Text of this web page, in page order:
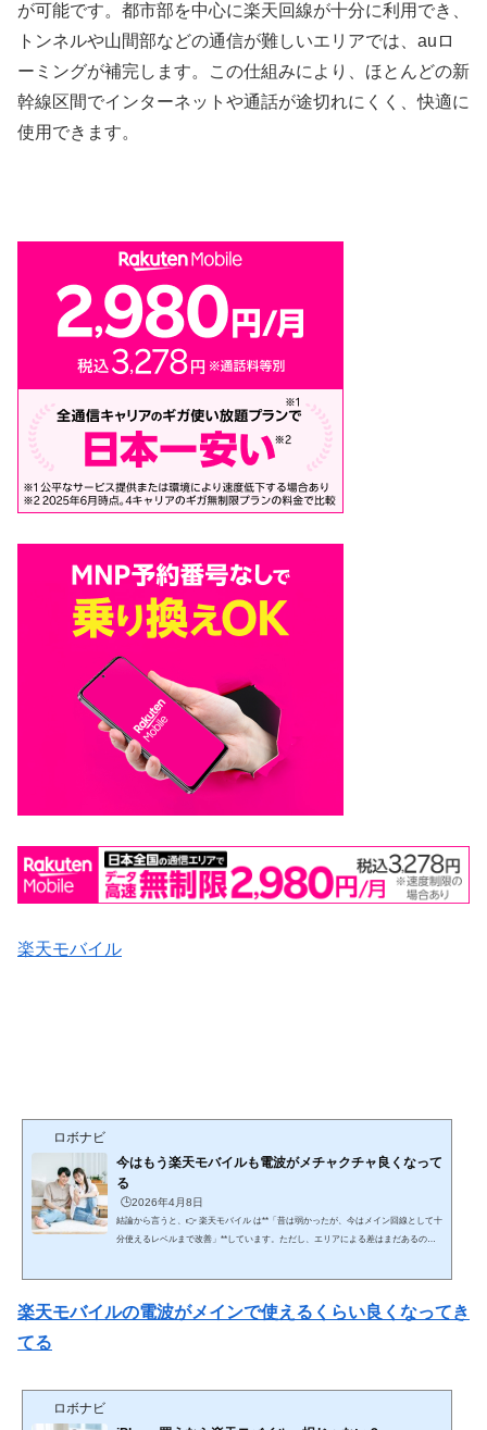
が可能です。都市部を中心に楽天回線が十分に利用でき、
トンネルや山間部などの通信が難しいエリアでは、auロ
ーミングが補完します。この仕組みにより、ほとんどの新
幹線区間でインターネットや通話が途切れにくく、快適に
使用できます。
楽天モバイル
ロボナビ
今はもう楽天モバイルも電波がメチャクチャ良くなって
る
🕒️2026年4月8日
結論から言うと、👉 楽天モバイル は**「昔は弱かったが、今はメイン回線として十
分使えるレベルまで改善」**しています。ただし、エリアによる差はまだあるのが
の時期は👉 「サブ回線向け」と言われるレベル🔄 ② なぜ改善したのか（重要）■
楽天モバイルの電波がメインで使えるくらい良くなってき
てる
ロボナビ